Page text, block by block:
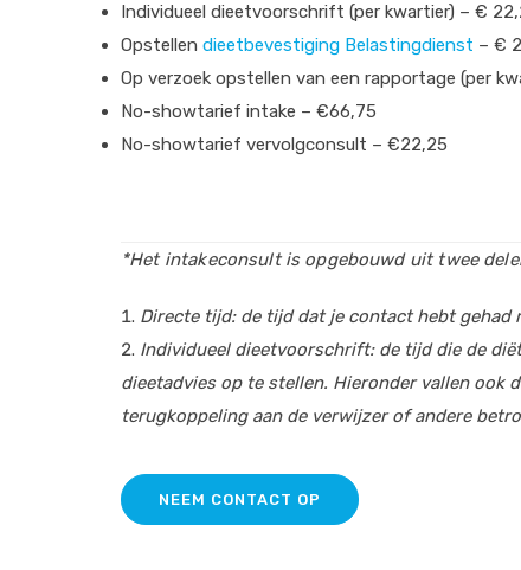
Individueel dieetvoorschrift (per kwartier) – €
Opstellen dieetbevestiging Belastingdienst – €
Op verzoek opstellen van een rapportage (per
No-showtarief intake – €66,75
No-showtarief vervolgconsult – €22,25
*Het intakeconsult is opgebouwd uit twee
Directe tijd: de tijd dat je contact hebt gehad
Individueel dieetvoorschrift: de tijd die de
dieetadvies op te stellen. Hieronder vallen ook
terugkoppeling aan de verwijzer of andere
NEEM CONTACT OP